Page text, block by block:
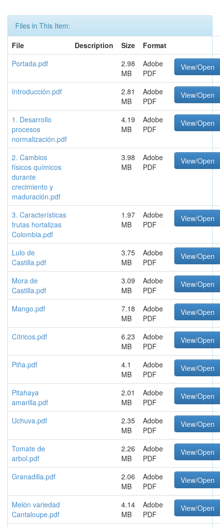
Files in This Item:
File
Description Size
Format
Portada.pdf
2.98
MB
Adobe
PDF
View/Open
Introducción.pdf
2.81
MB
Adobe
PDF
View/Open
1. Desarrollo
procesos
normalización.pdf
4.19
MB
Adobe
PDF
View/Open
2. Cambios
físicos químicos
durante
crecimiento y
maduración.pdf
3.98
MB
Adobe
PDF
View/Open
3. Características
frutas hortalizas
Colombia.pdf
1.97
MB
Adobe
PDF
View/Open
Lulo de
Castilla.pdf
3.75
MB
Adobe
PDF
View/Open
Mora de
Castilla.pdf
3.09
MB
Adobe
PDF
View/Open
Mango.pdf
7.18
MB
Adobe
PDF
View/Open
Cítricos.pdf
6.23
MB
Adobe
PDF
View/Open
Piña.pdf
4.1
MB
Adobe
PDF
View/Open
Pitahaya
amarilla.pdf
2.01
MB
Adobe
PDF
View/Open
Uchuva.pdf
2.35
MB
Adobe
PDF
View/Open
Tomate de
arbol.pdf
2.26
MB
Adobe
PDF
View/Open
Granadilla.pdf
2.06
MB
Adobe
PDF
View/Open
Melón variedad
Cantaloupe.pdf
4.14
MB
Adobe
PDF
View/Open